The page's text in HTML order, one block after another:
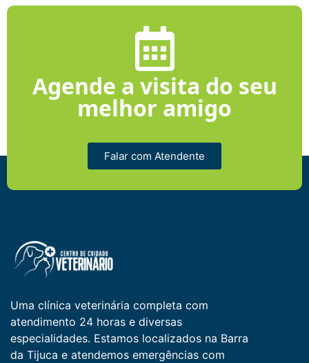
Agende a visita do seu
melhor amigo
Falar com Atendente
Uma clínica veterinária completa com
atendimento 24 horas e diversas
especialidades. Estamos localizados na Barra
da Tijuca e atendemos emergências com